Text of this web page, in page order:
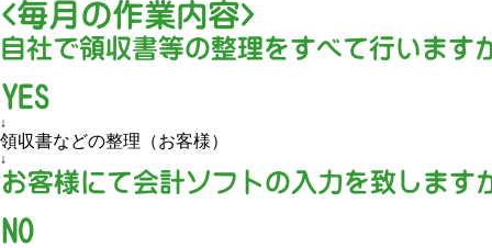
↓
領収書などの整理（お客様）
↓